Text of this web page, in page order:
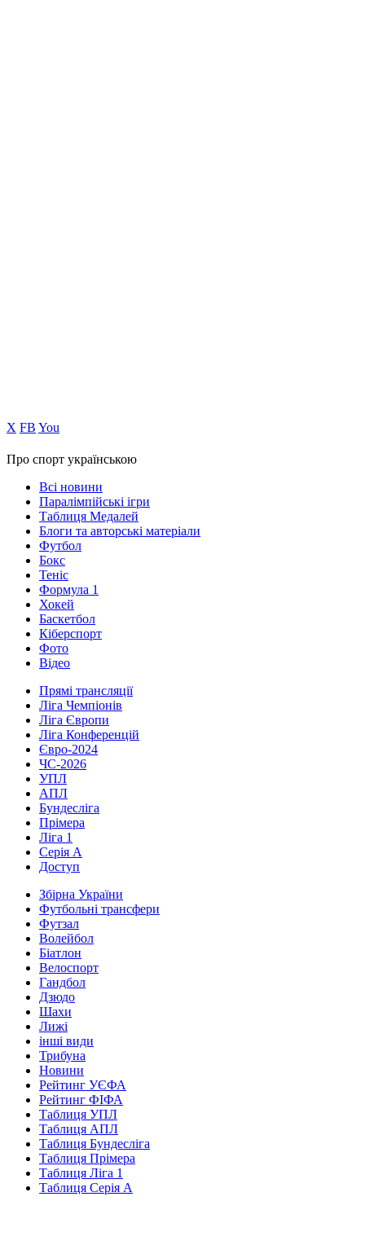
Х FB You
Про спорт українською
Всі новини
Паралімпійські ігри
Таблиця Медалей
Блоги та авторські матеріали
Футбол
Бокс
Теніс
Формула 1
Хокей
Баскетбол
Кіберспорт
Фото
Відео
Прямі трансляції
Ліга Чемпіонів
Ліга Європи
Ліга Конференцій
Євро-2024
ЧС-2026
УПЛ
АПЛ
Бундесліга
Прімера
Ліга 1
Серія А
Доступ
Збірна України
Футбольні трансфери
Футзал
Волейбол
Біатлон
Велоспорт
Гандбол
Дзюдо
Шахи
Лижі
інші види
Трибуна
Новини
Рейтинг УЄФА
Рейтинг ФІФА
Таблиця УПЛ
Таблиця АПЛ
Таблиця Бундесліга
Таблиця Прімера
Таблиця Ліга 1
Таблиця Серія А